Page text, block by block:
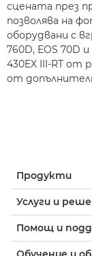
сцената през
позволява на
оборудвани с
760D, EOS 70D
430EX III-RT от
от
Продукти
Услуги и
Помощ и